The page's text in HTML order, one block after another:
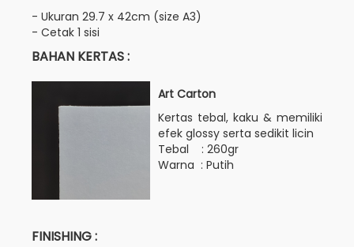
- Ukuran 29.7 x 42cm (size A3)
- Cetak 1 sisi
BAHAN KERTAS :
Art Carton
Kertas tebal, kaku & memiliki
efek glossy serta sedikit licin
Tebal : 260gr
Warna : Putih
FINISHING :